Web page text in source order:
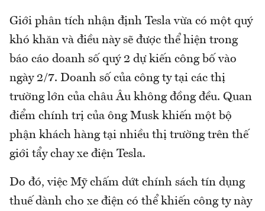
Giới phân tích nhận định Tesla vừa có một quý
khó khăn và điều này sẽ được thể hiện trong
báo cáo doanh số quý 2 dự kiến công bố vào
ngày 2/7. Doanh số của công ty tại các thị
trường lớn của châu Âu không đồng đều. Quan
điểm chính trị của ông Musk khiến một bộ
phận khách hàng tại nhiều thị trường trên thế
giới tẩy chay xe điện Tesla.
Do đó, việc Mỹ chấm dứt chính sách tín dụng
thuế dành cho xe điện có thể khiến công ty này